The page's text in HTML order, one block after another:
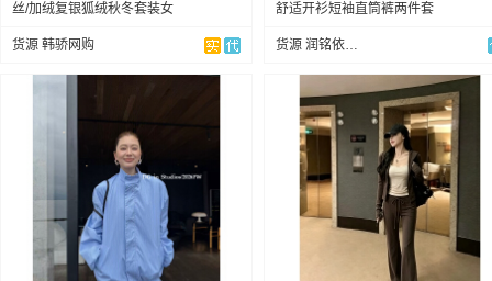
丝/加绒复银狐绒秋冬套装女
货源 韩骄网购
舒适开衫短袖直筒裤两件套
货源 润铭依外贸